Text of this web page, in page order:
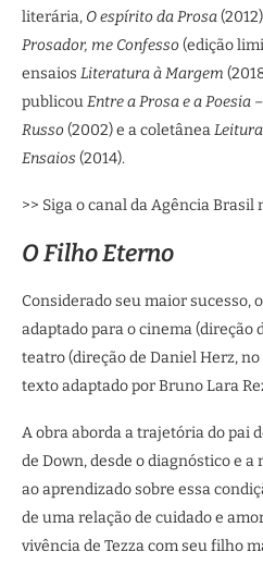
literária, O espírito da Prosa
Prosador, me Confesso(edição
ensaios Literatura à Margem
publicouEntre a Prosa e a Poesia
Russo(2002) e a coletânea
Ensaios (2014).
>> Siga o canal da Agência Brasil
O Filho Eterno
Considerado seu maior sucesso,
adaptado para o cinema (direção
teatro (direção de Daniel Herz,
texto adaptado por Bruno Lara
A obra aborda a trajetória do pai
de Down, desde o diagnóstico e a
ao aprendizado sobre essa
de uma relação de cuidado e
vivência de Tezza com seu filho